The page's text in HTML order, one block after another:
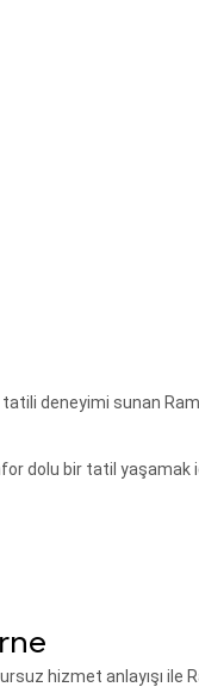
deneyimi sunan
dolu bir tatil yaşamak
hizmet anlayışı